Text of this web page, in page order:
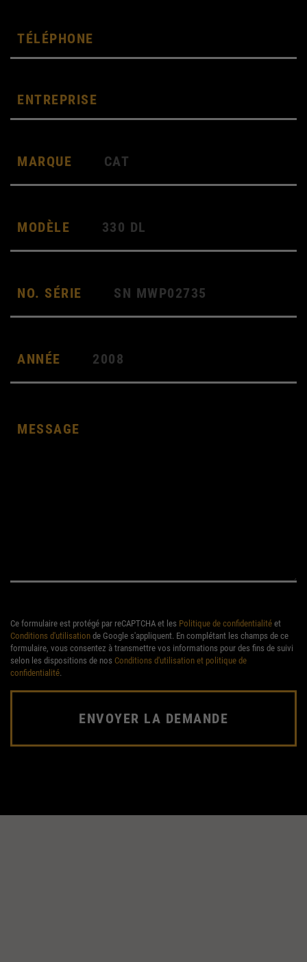
MARQUE CAT
MODÈLE 330 DL
NO. SÉRIE SN MWP02735
ANNÉE 2008
Ce formulaire est protégé par reCAPTCHA et les Politique de confidentialité et
Conditions d'utilisation de Google s'appliquent. En complétant les champs de ce
formulaire, vous consentez à transmettre vos informations pour des fins de suivi
selon les dispositions de nos Conditions d'utilisation et politique de
confidentialité.
ENVOYER LA DEMANDE